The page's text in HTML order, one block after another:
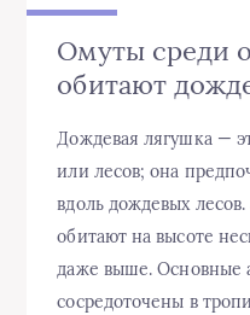
Омуты среди
обитают
Дождевая лягушка —
или лесов; она
вдоль дождевых
обитают на высоте
даже выше. Основные
сосредоточены в